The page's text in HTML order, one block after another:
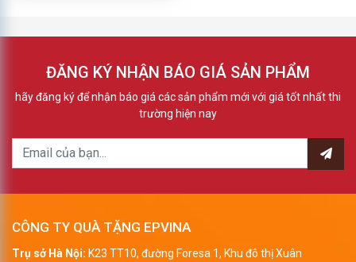
ĐĂNG KÝ NHẬN BÁO GIÁ SẢN PHẨM
hãy đăng ký để nhận báo giá các sản phẩm mới với giá tốt nhất thi
trường hiện nay
CÔNG TY QUÀ TẶNG EPVINA
Trụ sở Hà Nội: K23 TT10, đường Foresa 1, Khu đô thị Xuân